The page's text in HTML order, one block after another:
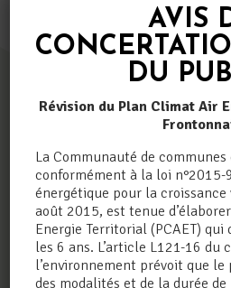
LE
INSCRIPTION
AVIS
DU
Révision du Plan Climat Air
La Communauté de
conformément à la loi
énergétique pour la
août 2015, est tenue
Energie Territorial (PCAET)
les 6 ans. L’article L121-16 du
l’environnement prévoit que
des modalités et de la durée